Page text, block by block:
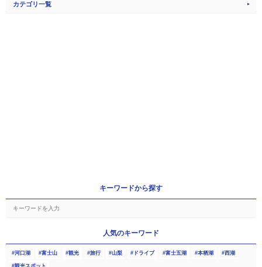
カテゴリ一覧
キーワードから探す
人気のキーワード
河口湖 富士山 観光 旅行 山梨 ドライブ 富士五湖 本栖湖 西湖